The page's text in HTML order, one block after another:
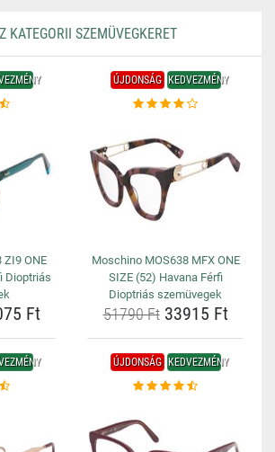
KATEGORII SZEMÜVEGKERET
ZI9 ONE
Dioptriás
Ft
ÚJDONSÁG KEDVEZMÉNY
Moschino MOS638 MFX ONE
SIZE (52) Havana Férfi
Dioptriás szemüvegek
51790 Ft33915 Ft
ÚJDONSÁG KEDVEZMÉNY